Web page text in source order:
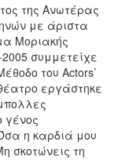
της Ανωτέρας
με άριστα
Μοριακής
συμμετείχε
του Actors’
εργάστηκε
γένος
η καρδιά μου
σκοτώνεις τη